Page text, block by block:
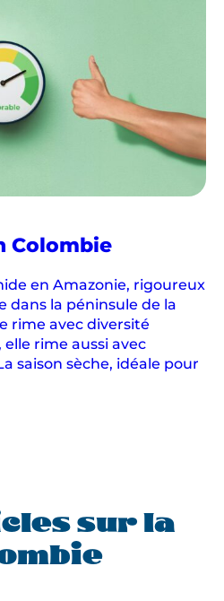
Colombie
en Amazonie, rigoureux
dans la péninsule de la
rime avec diversité
rime aussi avec
saison sèche, idéale pour
sur la